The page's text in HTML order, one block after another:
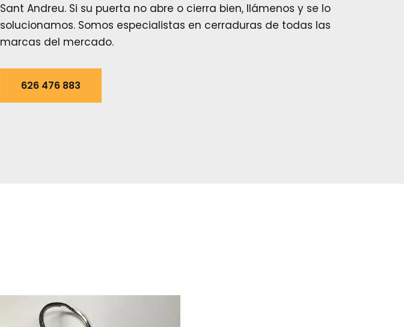
Sant Andreu. Si su puerta no abre o cierra bien, llámenos y se lo
solucionamos. Somos especialistas en cerraduras de todas las
marcas del mercado.
626 476 883